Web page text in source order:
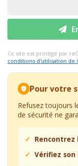
Ce site est protégé par
conditions d'utilisation de
Pour votre
Refusez toujours
de sécurité ne
Rencontrez
Vérifiez